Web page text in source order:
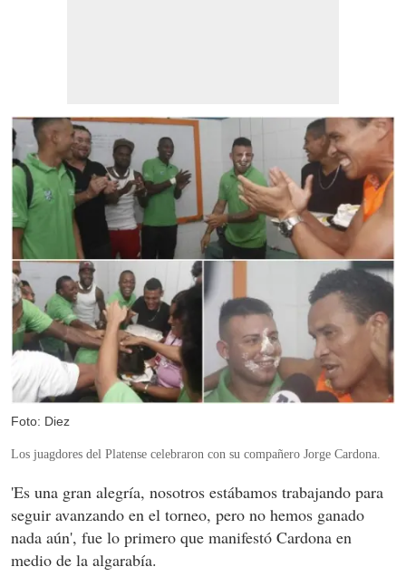
Foto: Diez
Los juagdores del Platense celebraron con su compañero Jorge Cardona.
'Es una gran alegría, nosotros estábamos trabajando para
seguir avanzando en el torneo, pero no hemos ganado
nada aún', fue lo primero que manifestó Cardona en
medio de la algarabía.